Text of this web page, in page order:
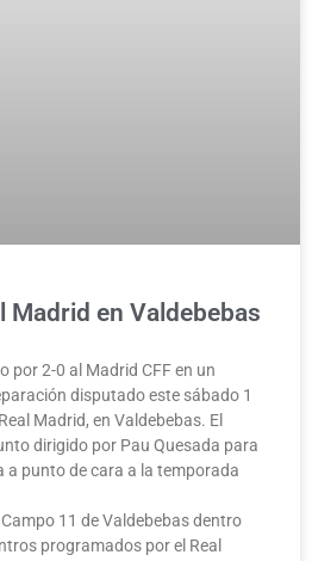
Madrid en Valdebebas
por 2-0 al Madrid CFF en un
disputado este sábado 1
Madrid, en Valdebebas. El
dirigido por Pau Quesada para
a punto de cara a la temporada
11 de Valdebebas dentro
programados por el Real